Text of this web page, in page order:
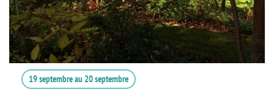
19 septembreau 20 septembre